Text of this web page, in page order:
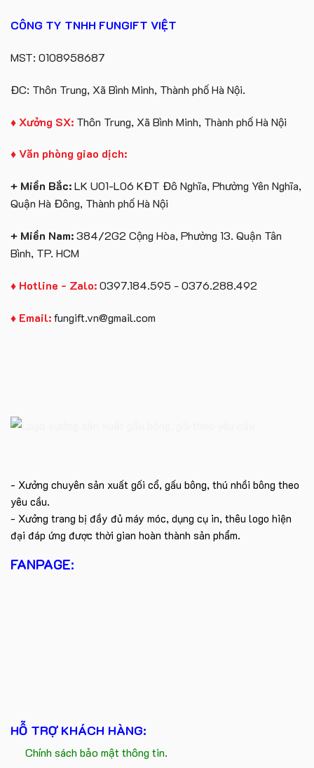
theo
yêu
Vinhomes
Royal
CÔNG TY TNHH FUNGIFT VIỆT
MST: 0108958687
ĐC: Thôn Trung, Xã Bình Minh, Thành phố Hà Nội.
♦ Xưởng SX: Thôn Trung, Xã Bình Minh, Thành phố Hà Nội
♦ Văn phòng giao dịch:
+ Miền Bắc:LK U01-L06 KĐT Đô Nghĩa, Phường Yên Nghĩa,
Quận Hà Đông, Thành phố Hà Nội
+ Miền Nam:384/2G2 Cộng Hòa, Phường 13. Quận Tân
Bình, TP. HCM
♦ Hotline - Zalo:0397.184.595 - 0376.288.492
♦ Email:fungift.vn@gmail.com
- Xưởng chuyên sản xuất gối cổ, gấu bông, thú nhồi bông theo
yêu cầu.
- Xưởng trang bị đầy đủ máy móc, dụng cụ in, thêu logo hiện
đại đáp ứng được thời gian hoàn thành sản phẩm.
FANPAGE:
HỖ TRỢ KHÁCH HÀNG:
Chính sách bảo mật thông tin.